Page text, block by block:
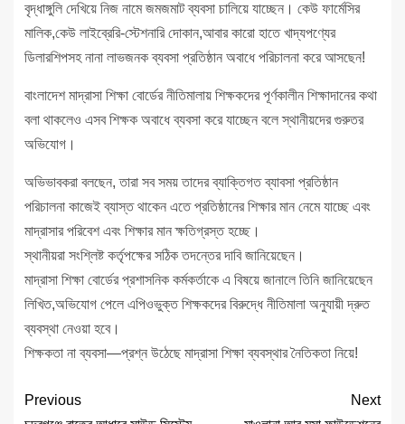
বৃদ্ধাঙ্গুলি দেখিয়ে নিজ নামে জমজমাট ব্যবসা চালিয়ে যাচ্ছেন। কেউ ফার্মেসির
মালিক,কেউ লাইব্রেরি-স্টেশনারি দোকান,আবার কারো হাতে খাদ্যপণ্যের
ডিলারশিপসহ নানা লাভজনক ব্যবসা প্রতিষ্ঠান অবাধে পরিচালনা করে আসছেন!
বাংলাদেশ মাদ্রাসা শিক্ষা বোর্ডের নীতিমালায় শিক্ষকদের পূর্ণকালীন শিক্ষাদানের কথা
বলা থাকলেও এসব শিক্ষক অবাধে ব্যবসা করে যাচ্ছেন বলে স্থানীয়দের গুরুতর
অভিযোগ।
অভিভাবকরা বলছেন, তারা সব সময় তাদের ব্যাক্তিগত ব্যাবসা প্রতিষ্ঠান
পরিচালনা কাজেই ব্যাস্ত থাকেন এতে প্রতিষ্ঠানের শিক্ষার মান নেমে যাচ্ছে এবং
মাদ্রাসার পরিবেশ এবং শিক্ষার মান ক্ষতিগ্রস্ত হচ্ছে।
স্থানীয়রা সংশ্লিষ্ট কর্তৃপক্ষের সঠিক তদন্তের দাবি জানিয়েছেন।
মাদ্রাসা শিক্ষা বোর্ডের প্রশাসনিক কর্মকর্তাকে এ বিষয়ে জানালে তিনি জানিয়েছেন
লিখিত,অভিযোগ পেলে এপিওভুক্ত শিক্ষকদের বিরুদ্ধে নীতিমালা অনুযায়ী দ্রুত
ব্যবস্থা নেওয়া হবে।
শিক্ষকতা না ব্যবসা—প্রশ্ন উঠেছে মাদ্রাসা শিক্ষা ব্যবস্থার নৈতিকতা নিয়ে!
Previous
Next